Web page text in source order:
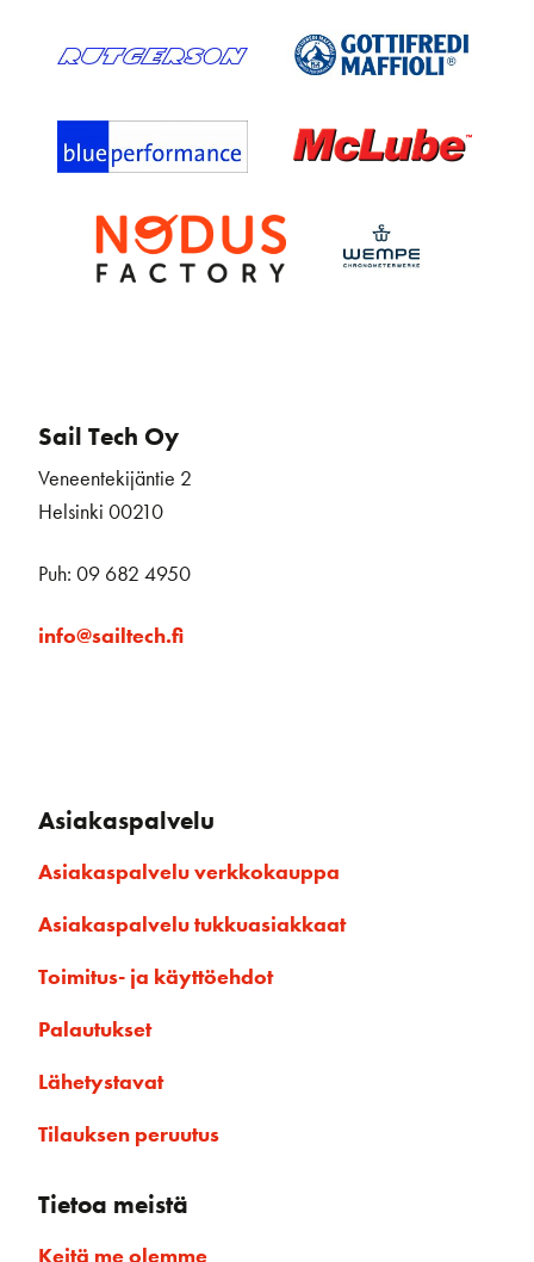
Sail Tech Oy
Veneentekijäntie 2
Helsinki 00210
Puh: 09 682 4950
info@sailtech.fi
Asiakaspalvelu
Asiakaspalvelu verkkokauppa
Asiakaspalvelu tukkuasiakkaat
Toimitus- ja käyttöehdot
Palautukset
Lähetystavat
Tilauksen peruutus
Tietoa meistä
Keitä me olemme